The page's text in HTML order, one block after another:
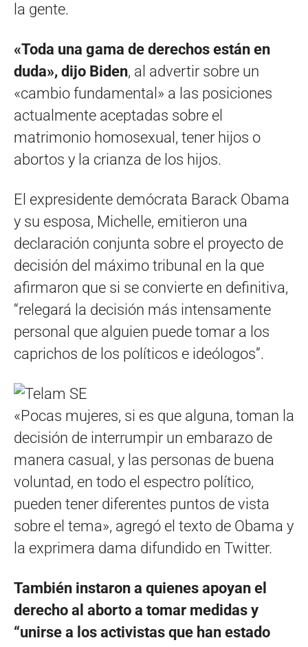
la gente.
«Toda una gama de derechos están en
duda», dijo Biden, al advertir sobre un
«cambio fundamental» a las posiciones
actualmente aceptadas sobre el
matrimonio homosexual, tener hijos o
abortos y la crianza de los hijos.
El expresidente demócrata Barack Obama
y su esposa, Michelle, emitieron una
declaración conjunta sobre el proyecto de
decisión del máximo tribunal en la que
afirmaron que si se convierte en definitiva,
“relegará la decisión más intensamente
personal que alguien puede tomar a los
caprichos de los políticos e ideólogos”.
«Pocas mujeres, si es que alguna, toman la
decisión de interrumpir un embarazo de
manera casual, y las personas de buena
voluntad, en todo el espectro político,
pueden tener diferentes puntos de vista
sobre el tema», agregó el texto de Obama y
la exprimera dama difundido en Twitter.
También instaron a quienes apoyan el
derecho al aborto a tomar medidas y
“unirse a los activistas que han estado